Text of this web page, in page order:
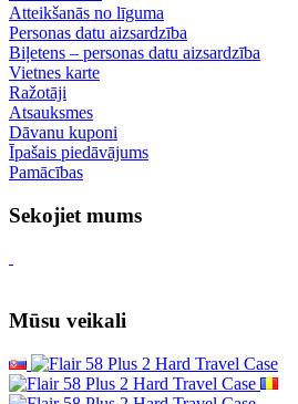
Atteikšanās no līguma
Personas datu aizsardzība
Biļetens – personas datu aizsardzība
Vietnes karte
Ražotāji
Atsauksmes
Dāvanu kuponi
Īpašais piedāvājums
Pamācības
Sekojiet mums
Mūsu veikali